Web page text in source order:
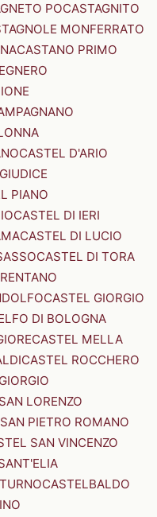
POCASTAGNITO
MONFERRATO
CASTANO PRIMO
CASTEL D'ARIO
PIANO
CASTEL DI IERI
CASTEL DI LUCIO
CASTEL DI TORA
CASTEL GIORGIO
DI BOLOGNA
CASTEL MELLA
CASTEL ROCCHERO
LORENZO
PIETRO ROMANO
SAN VINCENZO
CASTELBALDO